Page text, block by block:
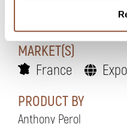
MARKET(S)
France
PRODUCT BY
Anthony Perol